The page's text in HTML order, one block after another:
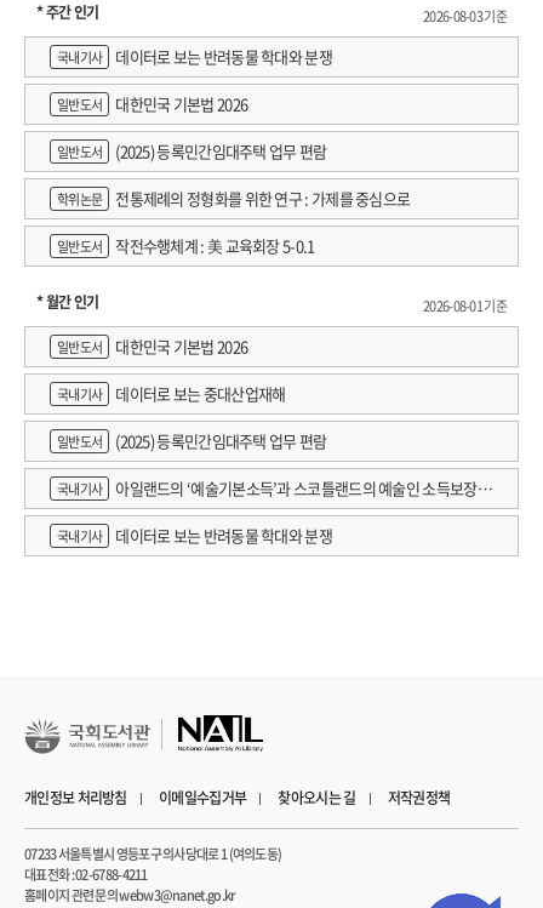
* 주간 인기
2026-08-03 기준
국내기사
데이터로 보는 반려동물 학대와 분쟁
일반도서 대한민국 기본법 2026
일반도서 (2025) 등록민간임대주택 업무 편람
학위논문 전통제례의 정형화를 위한 연구 : 가제를 중심으로
일반도서 작전수행체계 : 美 교육회장 5-0.1
* 월간 인기
2026-08-01 기준
일반도서
대한민국 기본법 2026
국내기사 데이터로 보는 중대산업재해
일반도서 (2025) 등록민간임대주택 업무 편람
국내기사
아일랜드의 ‘예술기본소득’과 스코틀랜드의 예술인 소득보장정
책 논의
국내기사 데이터로 보는 반려동물 학대와 분쟁
개인정보 처리방침 이메일수집거부 찾아오시는 길 저작권정책
07233 서울특별시 영등포구 의사당대로 1 (여의도동)
대표전화 : 02-6788-4211
홈페이지 관련 문의 webw3@nanet.go.kr